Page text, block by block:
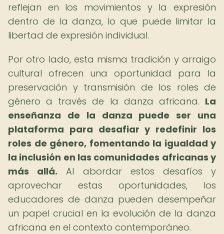
reflejan en los movimientos y la expresión
dentro de la danza, lo que puede limitar la
libertad de expresión individual.
Por otro lado, esta misma tradición y arraigo
cultural ofrecen una oportunidad para la
preservación y transmisión de los roles de
género a través de la danza africana. La
enseñanza de la danza puede ser una
plataforma para desafiar y redefinir los
roles de género, fomentando la igualdad y
la inclusión en las comunidades africanas y
más allá. Al abordar estos desafíos y
aprovechar estas oportunidades, los
educadores de danza pueden desempeñar
un papel crucial en la evolución de la danza
africana en el contexto contemporáneo.